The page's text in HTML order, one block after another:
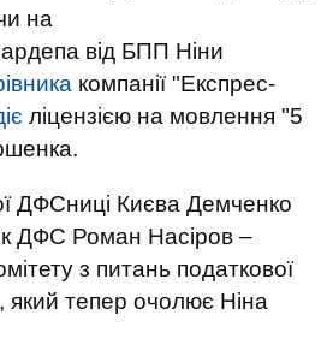
на
від БПП Ніни
компанії "Експрес-
ліцензією на мовлення "5
ДФСниці Києва Демченко
ДФС Роман Насіров –
з питань податкової
який тепер очолює Ніна